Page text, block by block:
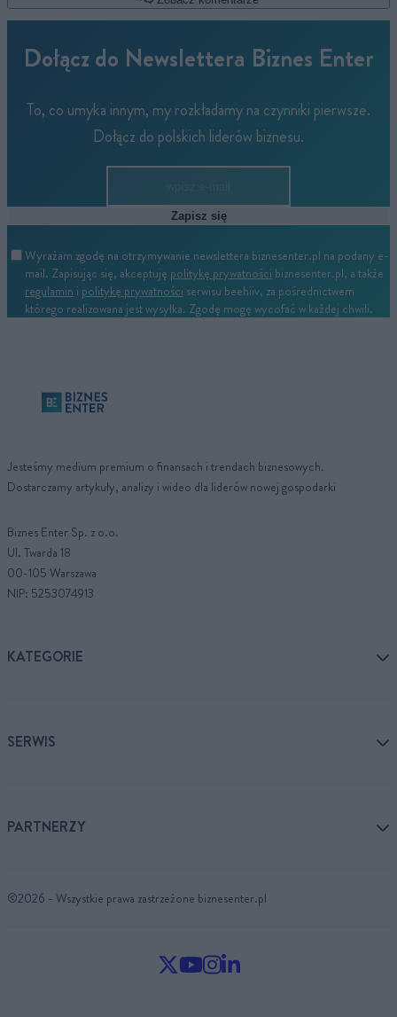
Dołącz do Newslettera Biznes Enter
To, co umyka innym, my rozkładamy na czynniki pierwsze.
Dołącz do polskich liderów biznesu.
Zapisz się
Wyrażam zgodę na otrzymywanie newslettera biznesenter.pl na podany e-
mail. Zapisując się, akceptuję politykę prywatności biznesenter.pl, a także
regulamin i politykę prywatności serwisu beehiiv, za pośrednictwem
którego realizowana jest wysyłka. Zgodę mogę wycofać w każdej chwili.
Jesteśmy medium premium o finansach i trendach biznesowych.
Dostarczamy artykuły, analizy i wideo dla liderów nowej gospodarki
Biznes Enter Sp. z o.o.
Ul. Twarda 18
00-105 Warszawa
NIP: 5253074913
KATEGORIE
SERWIS
PARTNERZY
©2026 - Wszystkie prawa zastrzeżone biznesenter.pl